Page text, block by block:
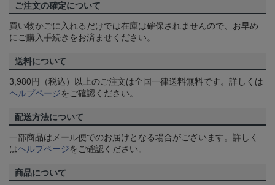
ご注文の確定について
買い物かごに入れるだけでは在庫は確保されませんので、お早め
にご購入手続きをお済ませください。
送料について
3,980円（税込）以上のご注文は全国一律送料無料です。詳しくは
ヘルプページをご確認ください。
配送方法について
一部商品はメール便でのお届けとなる場合がございます。詳しく
はヘルプページをご確認ください。
商品について